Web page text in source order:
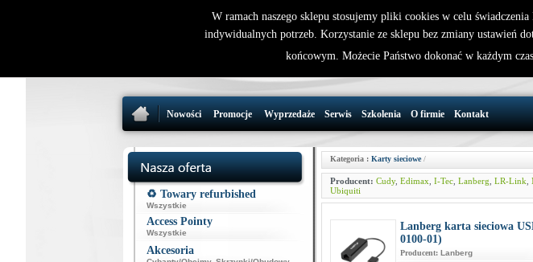
32 721 86 72
support@wirelesslan.com.pl
Nowości Promocje Wyprzedaże Serwis Szkolenia O firmie Kontakt
♻️ Towary refurbished
Wszystkie
Access Pointy
Wszystkie
Akcesoria
Kategoria : Karty sieciowe/
Producent: Cudy, Edimax I-Tec Lanberg LR-Link
Ubiquiti
Lanberg karta sieciowa
0100-01)
Producent: Lanberg
W ramach naszego sklepu stosujemy pliki cookies w celu
indywidualnych potrzeb. Korzystanie ze sklepu bez zmiany ustawień
końcowym. Możecie Państwo dokonać w każdym